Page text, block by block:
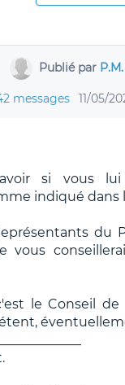
Publié par P.M.
messages 11/05/
si vous
indiqué dans
du
vous
le Conseil de